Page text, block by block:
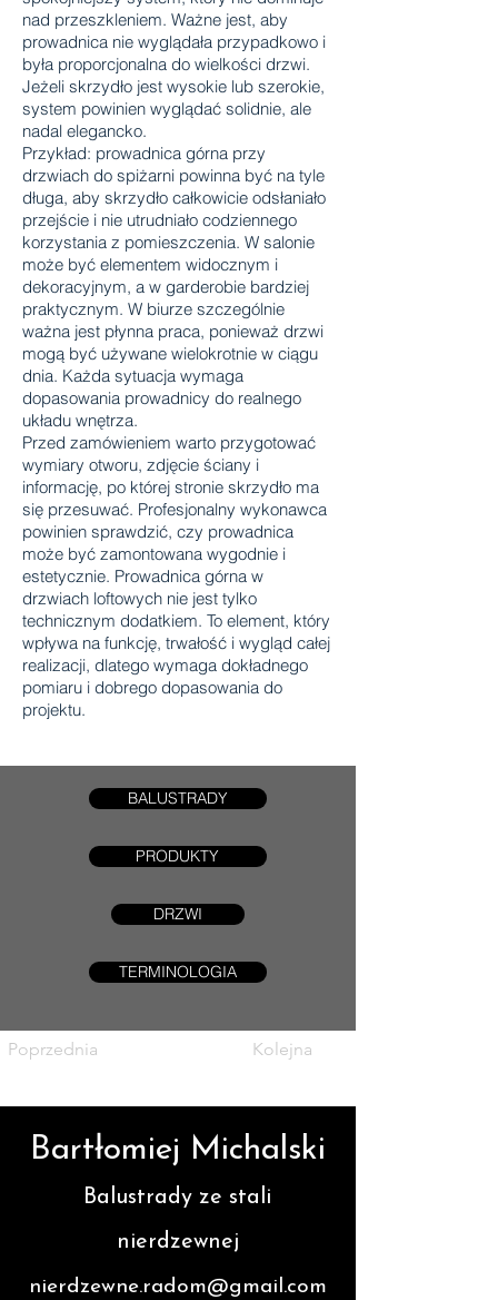
nad przeszkleniem. Ważne jest, aby
prowadnica nie wyglądała przypadkowo i
była proporcjonalna do wielkości drzwi.
Jeżeli skrzydło jest wysokie lub szerokie,
system powinien wyglądać solidnie, ale
nadal elegancko.
Przykład: prowadnica górna przy
drzwiach do spiżarni powinna być na tyle
długa, aby skrzydło całkowicie odsłaniało
przejście i nie utrudniało codziennego
korzystania z pomieszczenia. W salonie
może być elementem widocznym i
dekoracyjnym, a w garderobie bardziej
praktycznym. W biurze szczególnie
ważna jest płynna praca, ponieważ drzwi
mogą być używane wielokrotnie w ciągu
dnia. Każda sytuacja wymaga
dopasowania prowadnicy do realnego
układu wnętrza.
Przed zamówieniem warto przygotować
wymiary otworu, zdjęcie ściany i
informację, po której stronie skrzydło ma
się przesuwać. Profesjonalny wykonawca
powinien sprawdzić, czy prowadnica
może być zamontowana wygodnie i
estetycznie. Prowadnica górna w
drzwiach loftowych nie jest tylko
technicznym dodatkiem. To element, który
wpływa na funkcję, trwałość i wygląd całej
realizacji, dlatego wymaga dokładnego
pomiaru i dobrego dopasowania do
projektu.
BALUSTRADY
PRODUKTY
DRZWI
TERMINOLOGIA
Poprzednia Kolejna
Bartłomiej Michalski
Balustrady ze stali
nierdzewnej
nierdzewne.radom@gmail.com